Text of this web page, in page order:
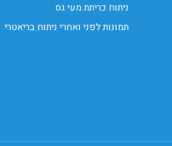
ניתוח כריתת מעי גס
תמונות לפני ואחרי ניתוח בריאטרי